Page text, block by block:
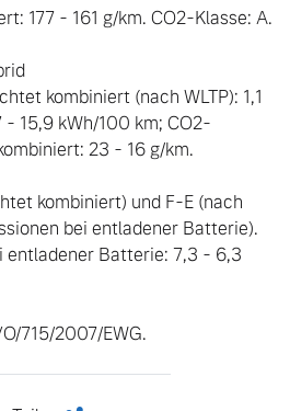
177 - 161 g/km. CO2-Klasse: A.
kombiniert (nach WLTP): 1,1
15,9 kWh/100 km; CO2-
23 - 16 g/km.
kombiniert) und F-E (nach
bei entladener Batterie).
Batterie: 7,3 - 6,3
715/2007/EWG.